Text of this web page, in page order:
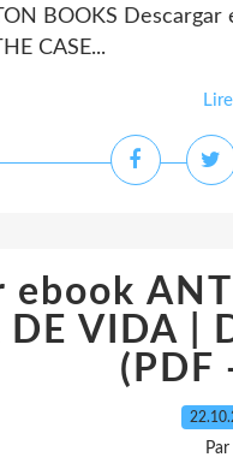
BOOKS
CASE...
ebook
DE VIDA |
(PDF